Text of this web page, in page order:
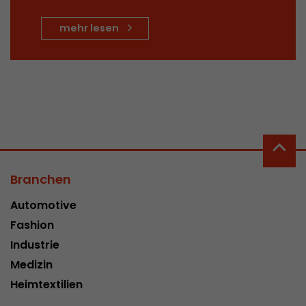
mehr lesen
Branchen
Automotive
Fashion
Industrie
Medizin
Heimtextilien
Name __utmc
Provider www.google.com/analytics/
Zweck
von Seiten welche noch den urchin.js
wird dieses Cookie dennoch geschrieben und
Name
Provider